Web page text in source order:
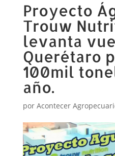
Proyecto
Trouw
levanta
Querétaro
100mil
año.
por Acontecer